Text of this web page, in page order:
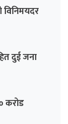
दुई जना
करोड